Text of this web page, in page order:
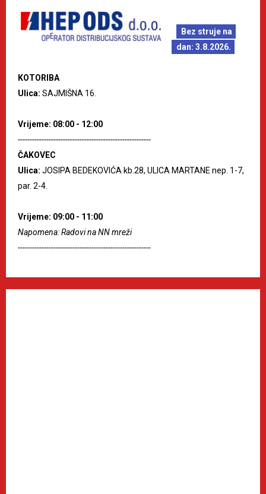
Bez struje na
dan: 3.8.2026.
KOTORIBA
Ulica: SAJMIŠNA 16.
Vrijeme: 08:00 - 12:00
--------------------------------------------------------
ČAKOVEC
Ulica: JOSIPA BEDEKOVIĆA kb.28, ULICA MARTANE nep. 1-7,
par. 2-4.
Vrijeme: 09:00 - 11:00
Napomena: Radovi na NN mreži
--------------------------------------------------------